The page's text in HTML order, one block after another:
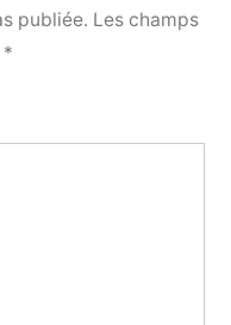
publiée. Les champs
*